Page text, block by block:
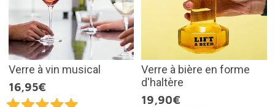
Verre à vin musical
16,95€
Verre à bière en forme
d'haltère
19,90€